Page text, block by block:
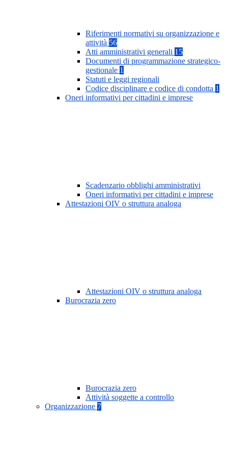
Riferimenti normativi su organizzazione e
attività 56
Atti amministrativi generali 15
Documenti di programmazione strategico-
gestionale 1
Statuti e leggi regionali
Codice disciplinare e codice di condotta 1
Oneri informativi per cittadini e imprese
Scadenzario obblighi amministrativi
Oneri informativi per cittadini e imprese
Attestazioni OIV o struttura analoga
Attestazioni OIV o struttura analoga
Burocrazia zero
Burocrazia zero
Attività soggette a controllo
Organizzazione 7